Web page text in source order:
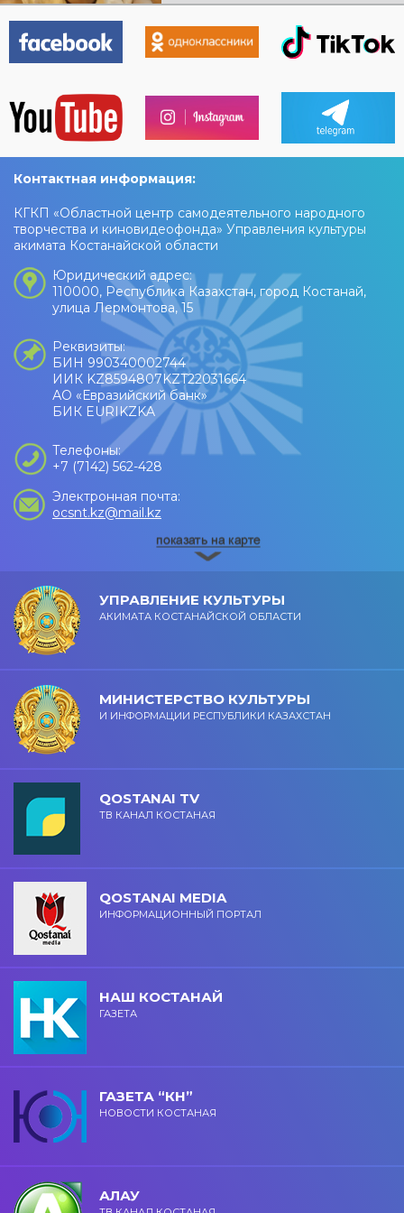
Контактная информация:
КГКП «Областной центр самодеятельного народного
творчества и киновидеофонда» Управления культуры
акимата Костанайской области
Юридический адрес:
110000, Республика Казахстан, город Костанай,
улица Лермонтова, 15
Реквизиты:
БИН 990340002744
ИИК KZ8594807KZT22031664
АО «Евразийский банк»
БИК EURIKZKA
Телефоны:
+7 (7142) 562-428
Электронная почта:
ocsnt.kz@mail.kz
УПРАВЛЕНИЕ КУЛЬТУРЫ
АКИМАТА КОСТАНАЙСКОЙ ОБЛАСТИ
МИНИСТЕРСТВО КУЛЬТУРЫ
И ИНФОРМАЦИИ РЕСПУБЛИКИ КАЗАХСТАН
QOSTANAI TV
ТВ КАНАЛ КОСТАНАЯ
QOSTANAI MEDIA
ИНФОРМАЦИОННЫЙ ПОРТАЛ
НАШ КОСТАНАЙ
ГАЗЕТА
ГАЗЕТА “КН”
НОВОСТИ КОСТАНАЯ
АЛАУ